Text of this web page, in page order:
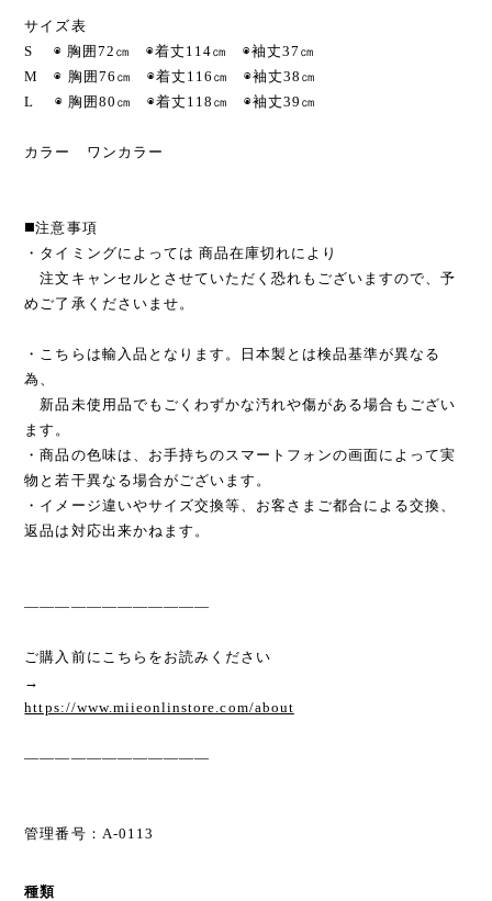
サイズ表
S ◉ 胸囲72㎝ ◉着丈114㎝ ◉袖丈37㎝
M ◉ 胸囲76㎝ ◉着丈116㎝ ◉袖丈38㎝
L ◉ 胸囲80㎝ ◉着丈118㎝ ◉袖丈39㎝
カラー ワンカラー
◼️注意事項
・タイミングによっては 商品在庫切れにより
注文キャンセルとさせていただく恐れもございますので、予
めご了承くださいませ。
・こちらは輸入品となります。日本製とは検品基準が異なる
為、
新品未使用品でもごくわずかな汚れや傷がある場合もござい
ます。
・商品の色味は、お手持ちのスマートフォンの画面によって実
物と若干異なる場合がございます。
・イメージ違いやサイズ交換等、お客さまご都合による交換、
返品は対応出来かねます。
————————————
ご購入前にこちらをお読みください
→
https://www.miieonlinstore.com/about
————————————
管理番号：A-0113
種類